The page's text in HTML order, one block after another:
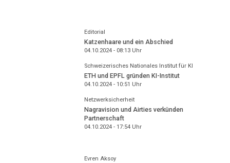
Editorial
Katzenhaare und ein Abschied
04.10.2024 - 08:13Uhr
Schweizerisches Nationales Institut für KI
ETH und EPFL gründen KI-Institut
04.10.2024 - 10:51 Uhr
Netzwerksicherheit
Nagravision und Airties verkünden
Partnerschaft
04.10.2024 - 17:54Uhr
Evren Aksoy